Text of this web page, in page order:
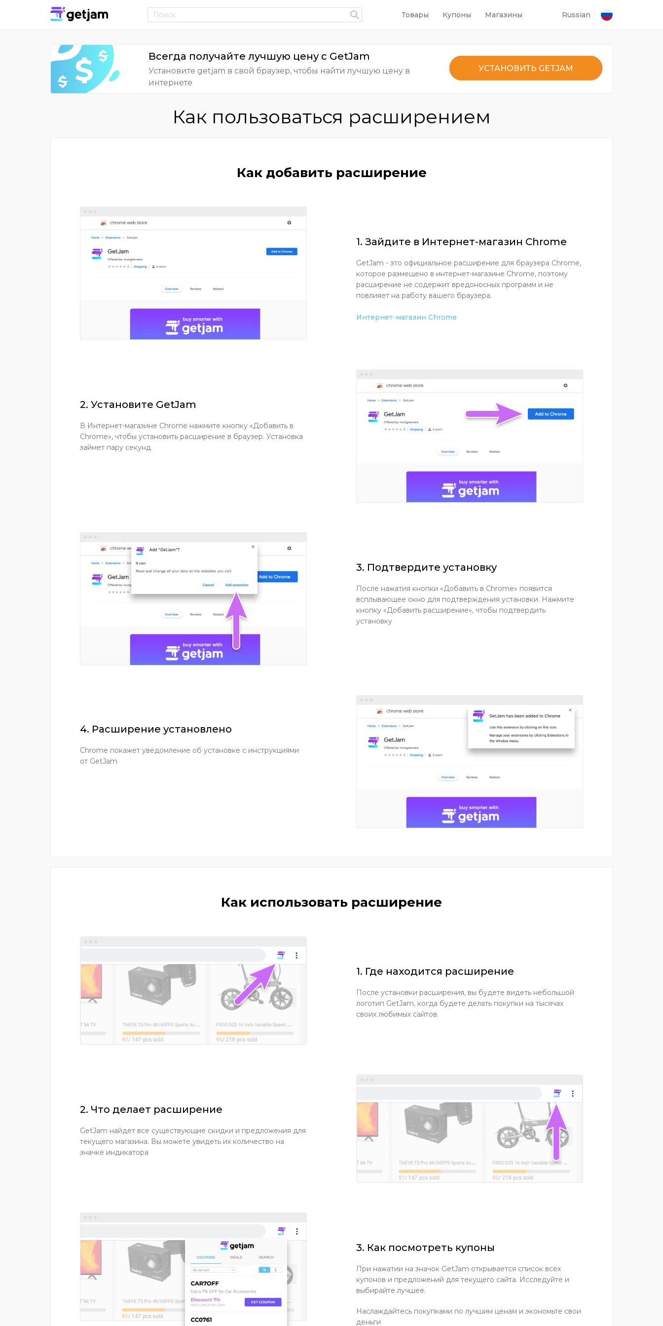
Товары Купоны Магазины Russian
Всегда получайте лучшую цену с GetJam
Установите getjam в свой браузер, чтобы найти лучшую цену в
интернете
УСТАНОВИТЬ GETJAM
Как пользоваться расширением
Как добавить расширение
1. Зайдите в Интернет-магазин Chrome
GetJam - это официальное расширение для браузера Chrome,
которое размещено в интернет-магазине Chrome, поэтому
расширение не содержит вредоносных программ и не
повлияет на работу вашего браузера.
Интернет-магазин Chrome
2. Установите GetJam
В Интернет-магазине Chrome нажмите кнопку «Добавить в
Chrome», чтобы установить расширение в браузер. Установка
займет пару секунд
3. Подтвердите установку
После нажатия кнопки «Добавить в Chrome» появится
всплывающее окно для подтверждения установки. Нажмите
кнопку «Добавить расширение», чтобы подтвердить
установку
4. Расширение установлено
Chrome покажет уведомление об установке с инструкциями
от GetJam
Как использовать расширение
1. Где находится расширение
После установки расширения, вы будете видеть небольшой
логотип GetJam, когда будете делать покупки на тысячах
своих любимых сайтов.
2. Что делает расширение
GetJam найдет все существующие скидки и предложения для
текущего магазина. Вы можете увидеть их количество на
значке индикатора
3. Как посмотреть купоны
При нажатии на значок GetJam открывается список всех
купонов и предложений для текущего сайта. Исследуйте и
выбирайте лучшее.
Наслаждайтесь покупками по лучшим ценам и экономьте свои
деньги